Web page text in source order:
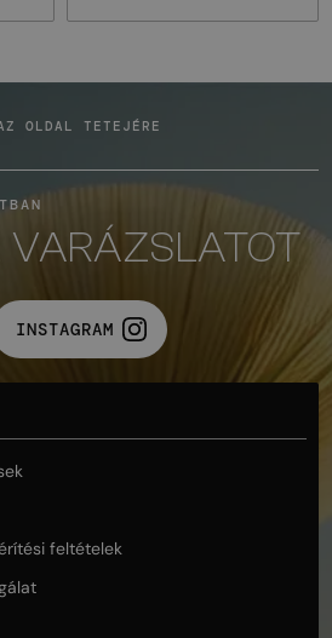
OLDAL TETEJÉRE
VARÁZSLATOT
INSTAGRAM
feltételek